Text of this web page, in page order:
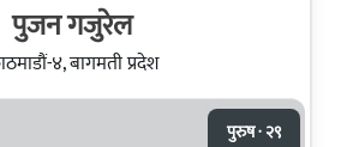
पुजन गजुरेल
४, बागमती प्रदेश
पुरुष · २९